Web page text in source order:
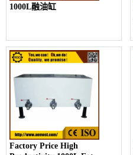
1000L融油缸
Factory Price High